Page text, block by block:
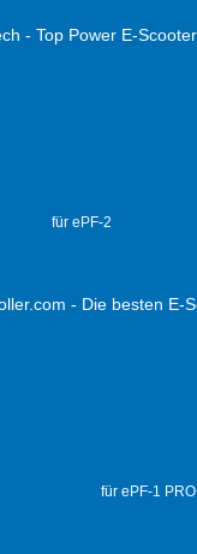
für ePF-2
für ePF-1 PRO